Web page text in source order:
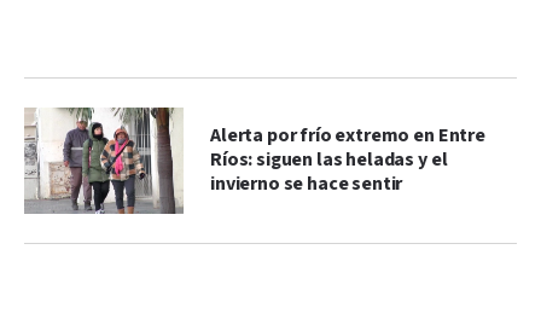
Alerta por frío extremo en Entre
Ríos: siguen las heladas y el
invierno se hace sentir